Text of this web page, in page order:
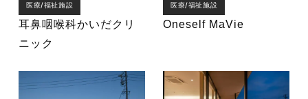
医療/福祉施設
耳鼻咽喉科かいだクリ
ニック
医療/福祉施設
Oneself MaVie